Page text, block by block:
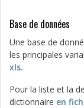
Base de données
Une base de
les principales
xls.
Pour la liste et la
dictionnaire en